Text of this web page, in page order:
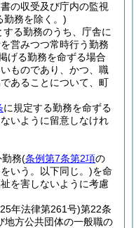
の収受及び庁内の監視
勤務を除く。)
る勤務のうち、庁舎に
営みつつ常時行う勤務
げる勤務を命ずる場合
ものであり、かつ、職
あることについて、町
に規定する勤務を命ずる
いように留意しなけれ
務(条例第7条第2項の
いう。以下同じ。)を命
を害しないように考慮
年法律第261号)第22条
地方公共団体の一般職の